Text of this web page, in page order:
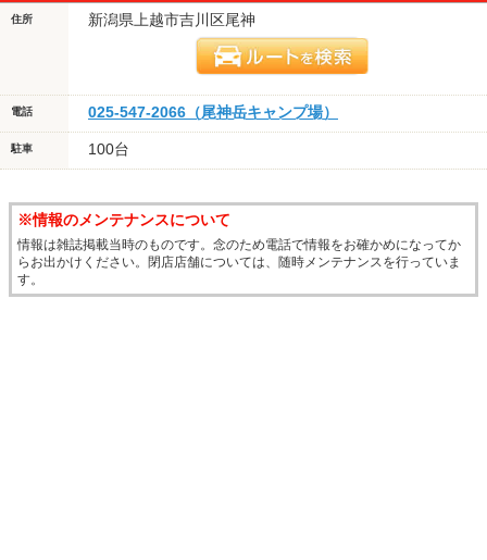
住所 新潟県上越市吉川区尾神
電話 025-547-2066（尾神岳キャンプ場）
駐車 100台
※情報のメンテナンスについて
情報は雑誌掲載当時のものです。念のため電話で情報をお確かめになってか
らお出かけください。閉店店舗については、随時メンテナンスを行っていま
す。